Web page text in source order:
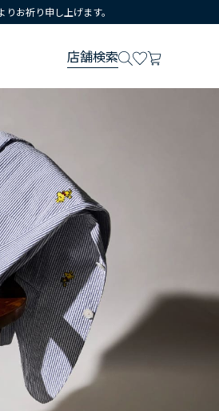
お祈り申し上げます。
店舗検索